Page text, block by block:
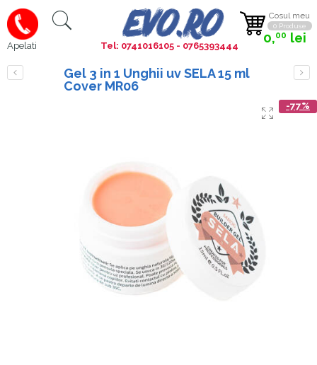
Apelati
Cosul meu
0 Produse
0,00 lei
Tel: 0741016105 - 0765393444
Gel 3 in 1 Unghii uv SELA 15 ml
Cover MR06
-77%